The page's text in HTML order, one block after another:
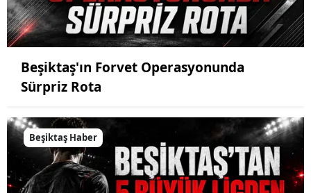
Beşiktaş'ın Forvet Operasyonunda
Sürpriz Rota
Beşiktaş Haber